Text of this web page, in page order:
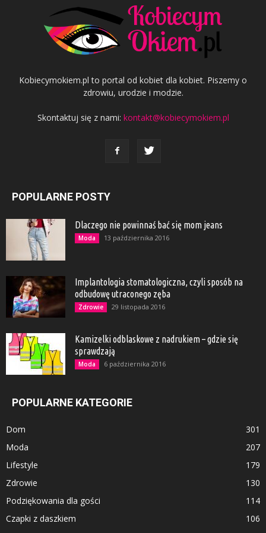
Kobiecymokiem.pl to portal od kobiet dla kobiet. Piszemy o
zdrowiu, urodzie i modzie.
Skontaktuj się z nami: kontakt@kobiecymokiem.pl
POPULARNE POSTY
Dlaczego nie powinnaś bać się mom jeans
Moda 13 października 2016
Implantologia stomatologiczna, czyli sposób na
odbudowę utraconego zęba
Zdrowie 29 listopada 2016
Kamizelki odblaskowe z nadrukiem – gdzie się
sprawdzają
Moda 6 października 2016
POPULARNE KATEGORIE
Dom
301
Moda
207
Lifestyle
179
Zdrowie
130
Podziękowania dla gości
114
Czapki z daszkiem
106